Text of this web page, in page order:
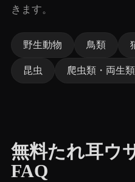
きます。
野生動物 鳥類
昆虫 爬虫類・両生類
無料たれ耳ウ
FAQ